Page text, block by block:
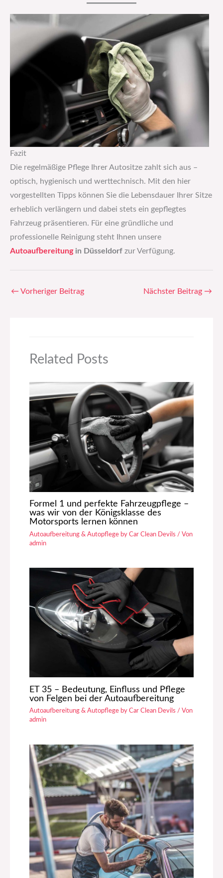
Fazit
Die regelmäßige Pflege Ihrer Autositze zahlt sich aus –
optisch, hygienisch und werttechnisch. Mit den hier
vorgestellten Tipps können Sie die Lebensdauer Ihrer Sitze
erheblich verlängern und dabei stets ein gepflegtes
Fahrzeug präsentieren. Für eine gründliche und
professionelle Reinigung steht Ihnen unsere
Autoaufbereitungin Düsseldorf zur Verfügung.
← Vorheriger Beitrag Nächster Beitrag →
Related Posts
Formel 1 und perfekte Fahrzeugpflege –
was wir von der Königsklasse des
Motorsports lernen können
Autoaufbereitung & Autopflege by Car Clean Devils / Von
admin
ET 35 – Bedeutung, Einfluss und Pflege
von Felgen bei der Autoaufbereitung
Autoaufbereitung & Autopflege by Car Clean Devils / Von
admin